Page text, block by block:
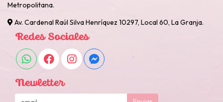
Metropolitana.
Av. Cardenal Raúl Silva Henríquez 10297, Local 60, La Granja.
Redes Sociales
Newletter